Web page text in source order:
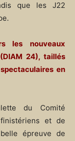
que les J22
les nouveaux
24), taillés
en
du Comité
et de
épreuve de